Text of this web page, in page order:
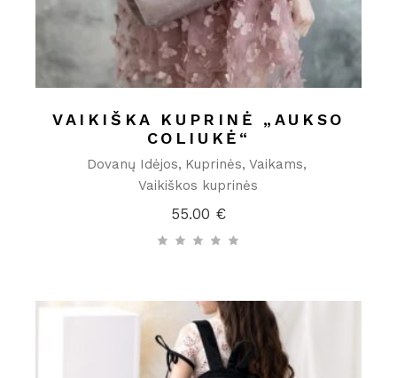
VAIKIŠKA KUPRINĖ „AUKSO
COLIUKĖ“
Dovanų Idėjos Kuprinės Vaikams
Vaikiškos kuprinės
55.00 €